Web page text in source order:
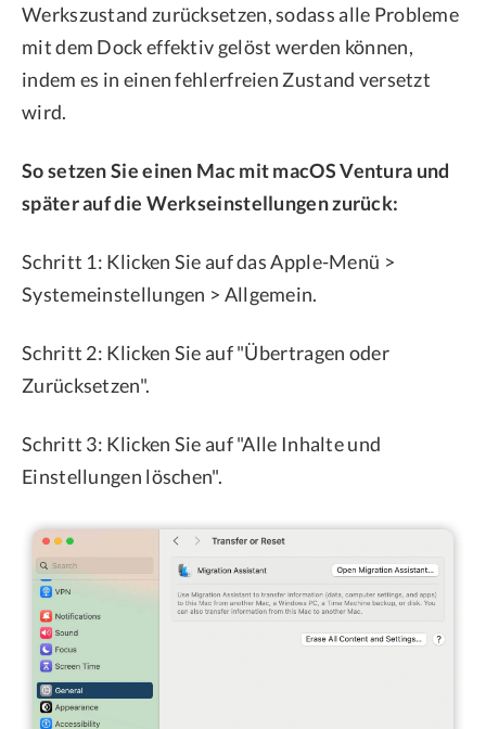
Werkszustand zurücksetzen, sodass alle Probleme
mit dem Dock effektiv gelöst werden können,
indem es in einen fehlerfreien Zustand versetzt
wird.
So setzen Sie einen Mac mit macOS Ventura und
später auf die Werkseinstellungen zurück:
Schritt 1: Klicken Sie auf das Apple-Menü >
Systemeinstellungen > Allgemein.
Schritt 2: Klicken Sie auf "Übertragen oder
Zurücksetzen".
Schritt 3: Klicken Sie auf "Alle Inhalte und
Einstellungen löschen".